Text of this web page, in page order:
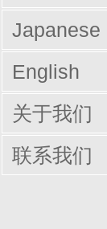
Japanese
English
关于我们
联系我们